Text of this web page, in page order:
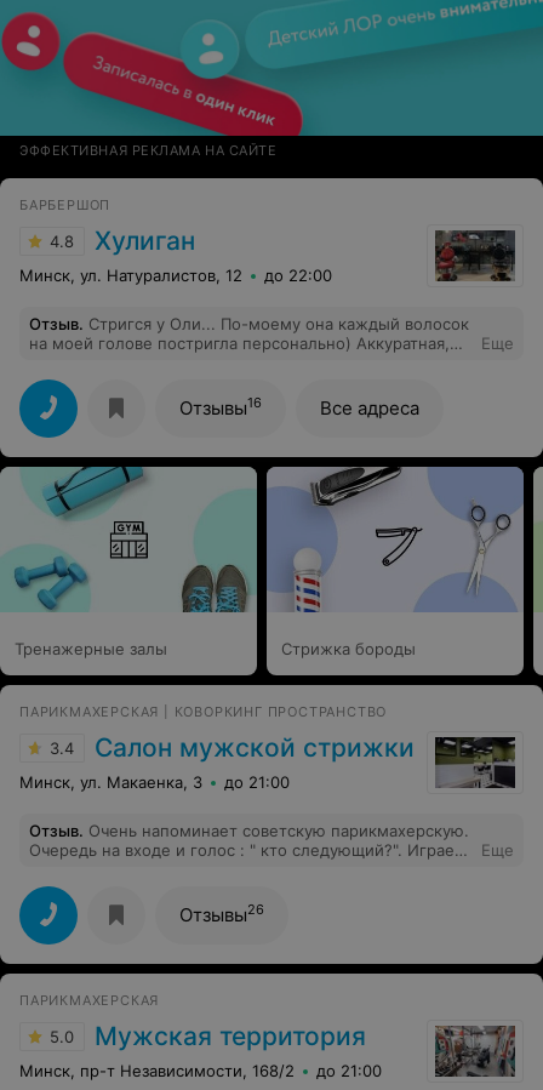
ЭФФЕКТИВНАЯ РЕКЛАМА НА САЙТЕ
БАРБЕРШОП
4.8 Хулиган
Минск, ул. Натуралистов, 12 до 22:00
Отзыв. Стригся у Оли... По-моему она каждый волосок
на моей голове постригла персонально) Аккуратная,
молодец!
Еще
Отзывы16 Все адреса
Тренажерные залы Стрижка бороды
ПАРИКМАХЕРСКАЯ | КОВОРКИНГ ПРОСТРАНСТВО
3.4 Салон мужской стрижки
Минск, ул. Макаенка, 3 до 21:00
Отзыв. Очень напоминает советскую парикмахерскую.
Очередь на входе и голос : " кто следующий?". Играет
стригут. Неприятно. Стрижка , довольно
посредственная, заняла 15! минут с мытьём головы.
Инструмента: одни ножницы и машинка. Укладка
водой. За это 21 руб. Больше ни ногой.
Еще
Отзывы26
ПАРИКМАХЕРСКАЯ
5.0 Мужская территория
Минск, пр-т Независимости, 168/2 до 21:00